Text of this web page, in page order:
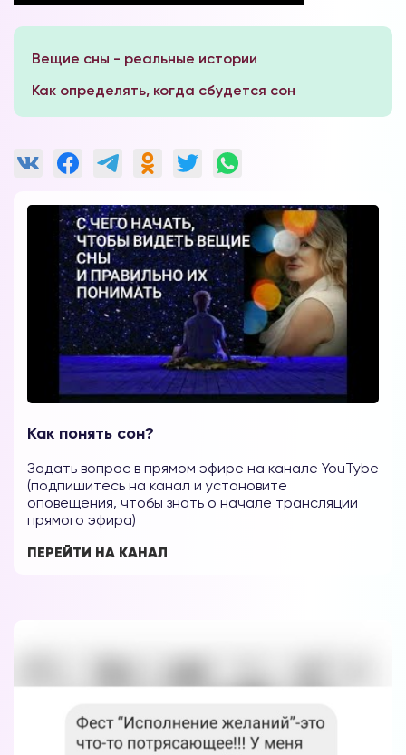
Вещие сны - реальные истории
Как определять, когда сбудется сон
Как понять сон?
Задать вопрос в прямом эфире на канале YouTybe
(подпишитесь на канал и установите
оповещения, чтобы знать о начале трансляции
прямого эфира)
ПЕРЕЙТИ НА КАНАЛ